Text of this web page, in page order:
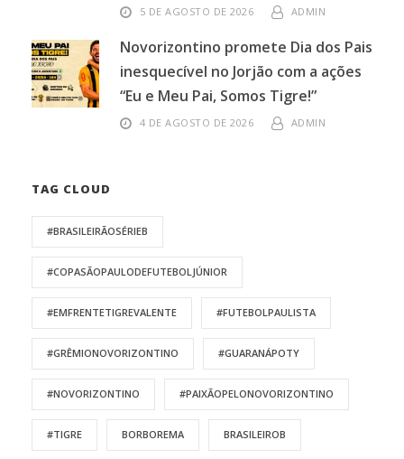
5 DE AGOSTO DE 2026 ADMIN
Novorizontino promete Dia dos Pais
inesquecível no Jorjão com a ações
“Eu e Meu Pai, Somos Tigre!”
4 DE AGOSTO DE 2026 ADMIN
TAG CLOUD
#BRASILEIRÃOSÉRIEB
#COPASÃOPAULODEFUTEBOLJÚNIOR
#EMFRENTETIGREVALENTE #FUTEBOLPAULISTA
#GRÊMIONOVORIZONTINO #GUARANÁPOTY
#NOVORIZONTINO #PAIXÃOPELONOVORIZONTINO
#TIGRE BORBOREMA BRASILEIROB